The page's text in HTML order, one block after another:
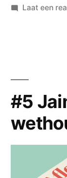
in
Laat een
#5